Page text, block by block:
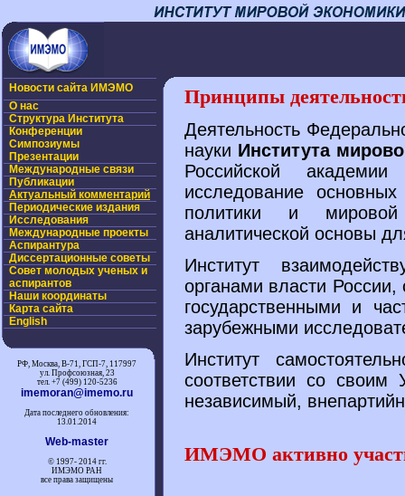
Новости сайта ИМЭМО
О нас
Структура Института
Конференции
Симпозиумы
Презентации
Международные связи
Публикации
Актуальный комментарий
Периодические издания
Исследования
Международные проекты
Аспирантура
Диссертационные советы
Совет молодых ученых и
аспирантов
Наши координаты
Карта сайта
English
РФ, Москва, В-71, ГСП-7, 117997
ул. Профсоюзная, 23
тел. +7 (499) 120-5236
imemoran@imemo.ru
Дата последнего обновления:
13.01.2014
Web-master
© 1997- 2014 гг.
ИМЭМО РАН
все права защищены
Принципы
Деятельность
науки Института
Российской
исследование
политики и
аналитической основы
Институт
органами власти
государственными и
зарубежными
Институт
соответствии со
независимый,
ИМЭМО активно